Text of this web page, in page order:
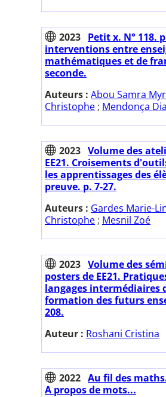
2023 Petit x. N° 118.
interventions entre
mathématiques et de
seconde.
Auteurs : Abou Samra
Christophe ; Mendonça
2023 Volume des
EE21. Croisements
les apprentissages des
preuve. p. 7-27.
Auteurs : Gardes Marie-
Christophe ; Mesnil Zoé
2023 Volume des
posters de EE21.
langages intermédiaires
formation des futurs
208.
Auteur : Roshani Cristina
2022 Au fil des
A propos de mots...